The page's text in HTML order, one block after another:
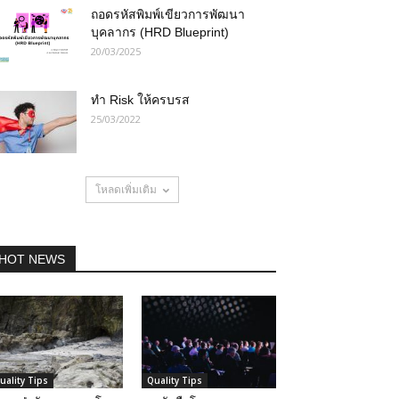
ถอดรหัสพิมพ์เขียวการพัฒนา
บุคลากร (HRD Blueprint)
20/03/2025
ทำ Risk ให้ครบรส
25/03/2022
โหลดเพิ่มเติม
NEWS
Tips Quality Tips